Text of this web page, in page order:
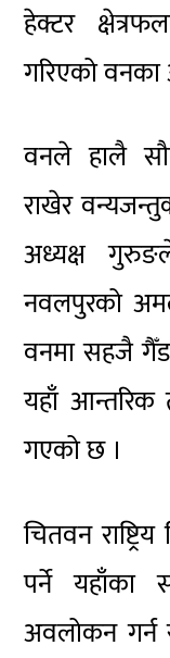
हेक्टर
गरिएको
वनले हालै
राखेर
अध्यक्ष
नवलपुरको
वनमा सहजै
यहाँ आन्तरिक
गएको छ ।
चितवन
पर्ने यहाँका
अवलोकन गर्न